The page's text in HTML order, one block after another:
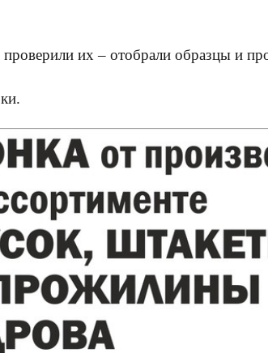
их – отобрали образцы и